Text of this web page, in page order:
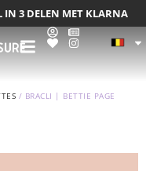
MET KLARNA
/ BRACLI | BETTIE PAGE